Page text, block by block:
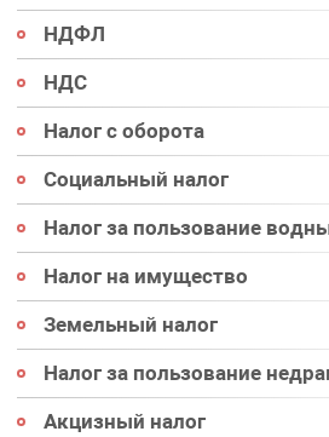
НДФЛ
НДС
Налог с оборота
Социальный налог
Налог за пользование
Налог на имущество
Земельный налог
Налог за пользование
Акцизный налог